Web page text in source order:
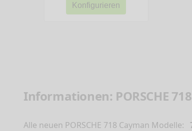
Konfigurieren
Informationen: PORSCHE
Alle neuen PORSCHE 718 Cayman Modelle: